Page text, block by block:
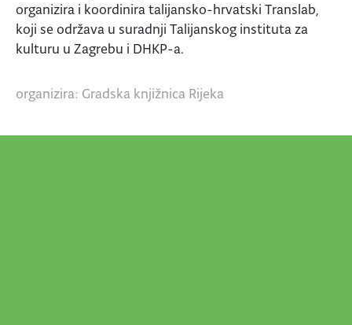
organizira i koordinira talijansko-hrvatski Translab,
koji se održava u suradnji Talijanskog instituta za
kulturu u Zagrebu i DHKP-a.
organizira: Gradska knjižnica Rijeka